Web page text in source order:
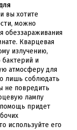
вы хотите
можно
обеззараживания
Кварцевая
излучению,
и
атмосферу для
лишь соблюдать
не повредить
лампу
придет
используйте его